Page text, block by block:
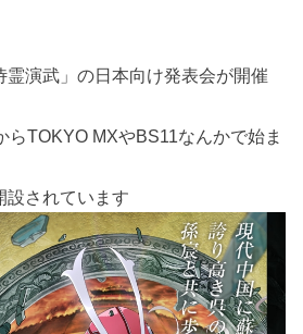
霊演武」の日本向け発表会が開催
らTOKYO MXやBS11なんかで始ま
されています